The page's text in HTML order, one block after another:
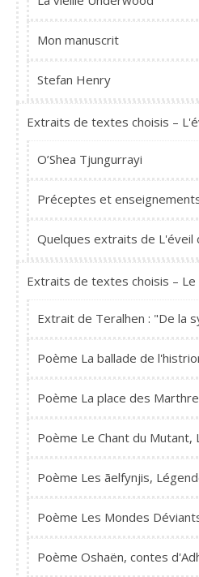
Mon manuscrit
Stefan Henry
Extraits de textes choisis –
O’Shea Tjungurrayi
Préceptes et
Quelques extraits de L'éveil
Extraits de textes choisis –
Extrait de Teralhen : "De la
Poème La ballade de
Poème La place des
Poème Le Chant du Mutant,
Poème Les ãelfynjis,
Poème Les Mondes
Poème Oshaën, contes